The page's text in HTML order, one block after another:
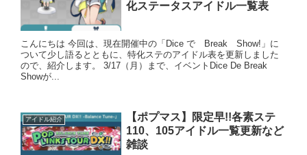
化ステータスアイドル一覧表
こんにちは 今回は、現在開催中の「Dice で Break Show!」に
ついて少し語るとともに、特化ステのアイドル表を更新しました
ので、紹介します。 3/17（月）まで、イベントDice De Break
Showが...
アイドル紹介
【ポプマス】限定早!!各素ステ
110、105アイドル一覧更新など
雑談